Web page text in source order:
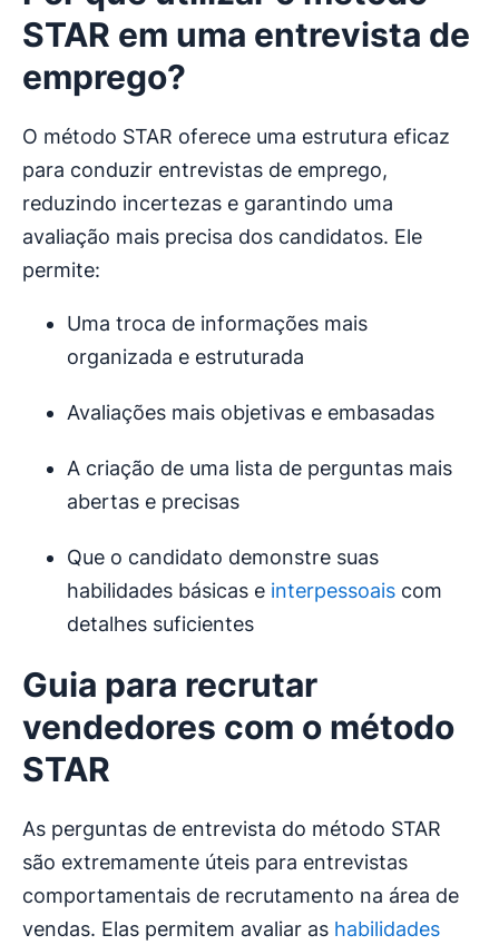
STAR em uma entrevista de
emprego?
O método STAR oferece uma estrutura eficaz
para conduzir entrevistas de emprego,
reduzindo incertezas e garantindo uma
avaliação mais precisa dos candidatos. Ele
permite:
Uma troca de informações mais
organizada e estruturada
Avaliações mais objetivas e embasadas
A criação de uma lista de perguntas mais
abertas e precisas
Que o candidato demonstre suas
habilidades básicas e interpessoais com
detalhes suficientes
Guia para recrutar
vendedores com o método
STAR
As perguntas de entrevista do método STAR
são extremamente úteis para entrevistas
comportamentais de recrutamento na área de
vendas. Elas permitem avaliar as habilidades